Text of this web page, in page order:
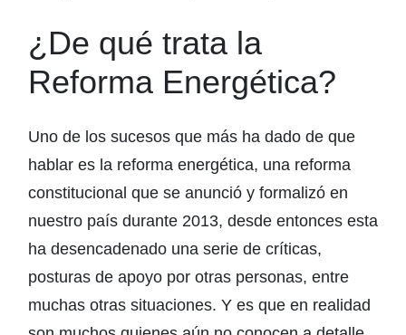
¿De qué trata la
Reforma Energética?
Uno de los sucesos que más ha dado de que
hablar es la reforma energética, una reforma
constitucional que se anunció y formalizó en
nuestro país durante 2013, desde entonces esta
ha desencadenado una serie de críticas,
posturas de apoyo por otras personas, entre
muchas otras situaciones. Y es que en realidad